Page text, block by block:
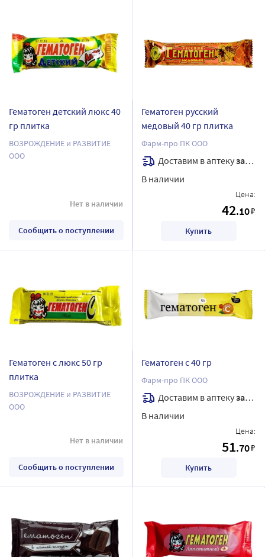
Гематоген детский люкс 40
гр плитка
ВОЗРОЖДЕНИЕ и РАЗВИТИЕ
ООО
Нет в наличии
Сообщить о поступлении
Гематоген русский
медовый 40 гр плитка
Фарм-про ПК ООО
Доставим в аптекузавтра
В наличии
Цена:
42.10₽
Купить
Гематоген с люкс 50 гр
плитка
ВОЗРОЖДЕНИЕ и РАЗВИТИЕ
ООО
Нет в наличии
Сообщить о поступлении
Гематоген с 40 гр
Фарм-про ПК ООО
Доставим в аптекузавтра
В наличии
Цена:
51.70₽
Купить